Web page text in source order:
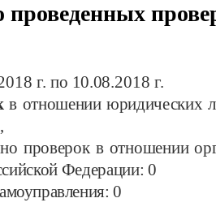
г.по 10.08.2018 г.
в отношении юридических
,
проверок в отношении
Федерации:0
0